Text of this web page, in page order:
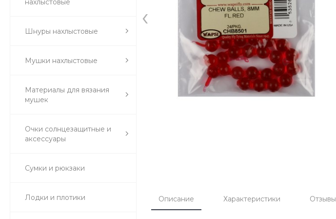
нахлыстовые
Шнуры нахлыстовые
Мушки нахлыстовые
Материалы для вязания
мушек
Очки солнцезащитные и
аксессуары
Сумки и рюкзаки
Лодки и плотики
‹
Описание Характеристики Отзывы